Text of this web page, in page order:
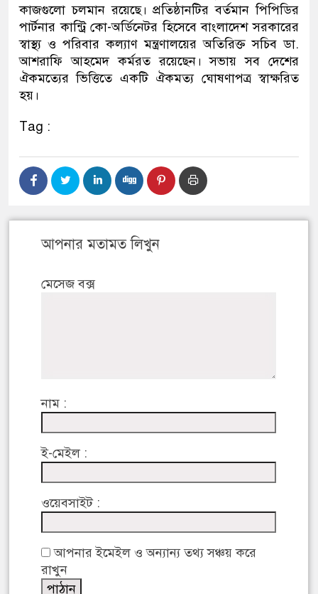
কাজগুলো চলমান রয়েছে। প্রতিষ্ঠানটির বর্তমান পিপিডির
পার্টনার কান্ট্রি কো-অর্ডিনেটর হিসেবে বাংলাদেশ সরকারের
স্বাস্থ্য ও পরিবার কল্যাণ মন্ত্রণালয়ের অতিরিক্ত সচিব ডা.
আশরাফি আহমেদ কর্মরত রয়েছেন। সভায় সব দেশের
ঐকমত্যের ভিত্তিতে একটি ঐকমত্য ঘোষণাপত্র স্বাক্ষরিত
হয়।
Tag :
আপনার মতামত লিখুন
মেসেজ বক্স
নাম :
ই-মেইল :
ওয়েবসাইট :
আপনার ইমেইল ও অন্যান্য তথ্য সঞ্চয় করে
রাখুন